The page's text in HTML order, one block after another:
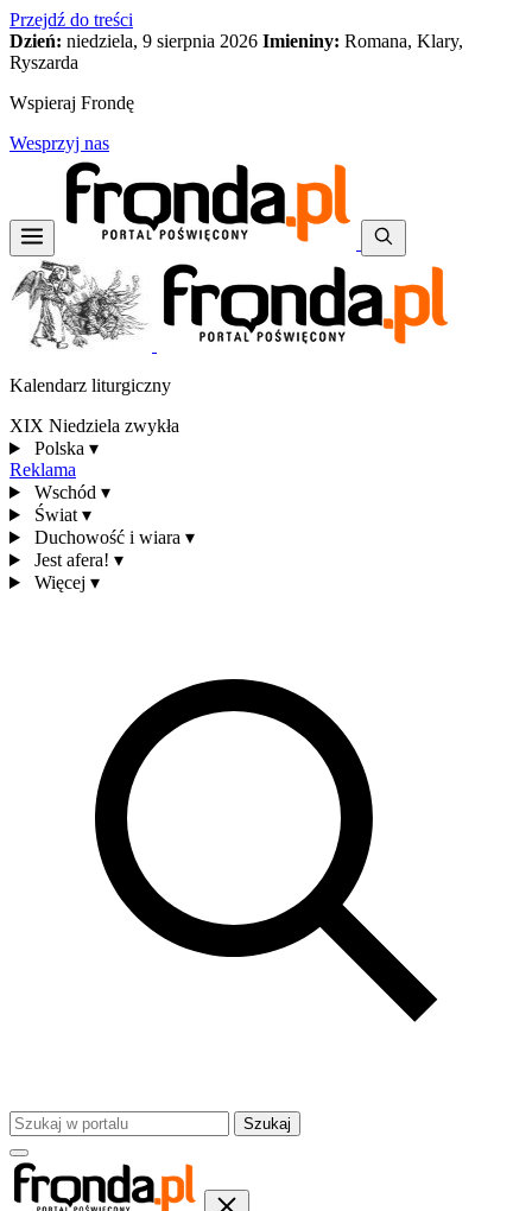
Przejdź do treści
Dzień: niedziela, 9 sierpnia 2026 Imieniny: Romana, Klary,
Ryszarda
Wspieraj Frondę
Wesprzyj nas
Kalendarz liturgiczny
XIX Niedziela zwykła
Polska ▾
Reklama
Wschód ▾
Świat ▾
Duchowość i wiara ▾
Jest afera! ▾
Więcej ▾
Szukaj